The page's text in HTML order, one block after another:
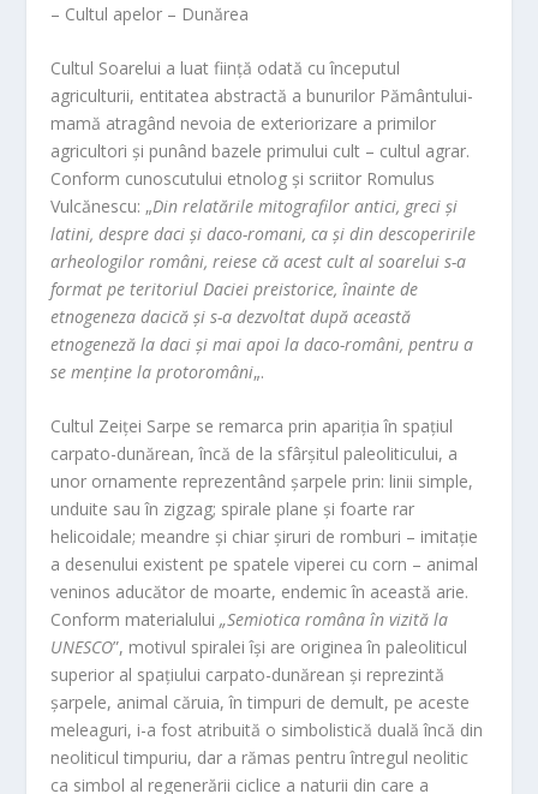
– Cultul apelor – Dunărea
Cultul Soarelui a luat ființă odată cu începutul
agriculturii, entitatea abstractă a bunurilor Pământului-
mamă atragând nevoia de exteriorizare a primilor
agricultori și punând bazele primului cult – cultul agrar.
Conform cunoscutului etnolog și scriitor Romulus
Vulcănescu: „Din relatările mitografilor antici, greci și
latini, despre daci și daco-romani, ca și din descoperirile
arheologilor români, reiese că acest cult al soarelui s-a
format pe teritoriul Daciei preistorice, înainte de
etnogeneza dacică și s-a dezvoltat după această
etnogeneză la daci și mai apoi la daco-români, pentru a
se menține la protoromâni„.
Cultul Zeiței Sarpe se remarca prin apariția în spațiul
carpato-dunărean, încă de la sfârșitul paleoliticului, a
unor ornamente reprezentând șarpele prin: linii simple,
unduite sau în zigzag; spirale plane și foarte rar
helicoidale; meandre și chiar șiruri de romburi – imitație
a desenului existent pe spatele viperei cu corn – animal
veninos aducător de moarte, endemic în această arie.
Conform materialului„Semiotica româna în vizită la
UNESCO”, motivul spiralei își are originea în paleoliticul
superior al spațiului carpato-dunărean și reprezintă
șarpele, animal căruia, în timpuri de demult, pe aceste
meleaguri, i-a fost atribuită o simbolistică duală încă din
neoliticul timpuriu, dar a rămas pentru întregul neolitic
ca simbol al regenerării ciclice a naturii din care a